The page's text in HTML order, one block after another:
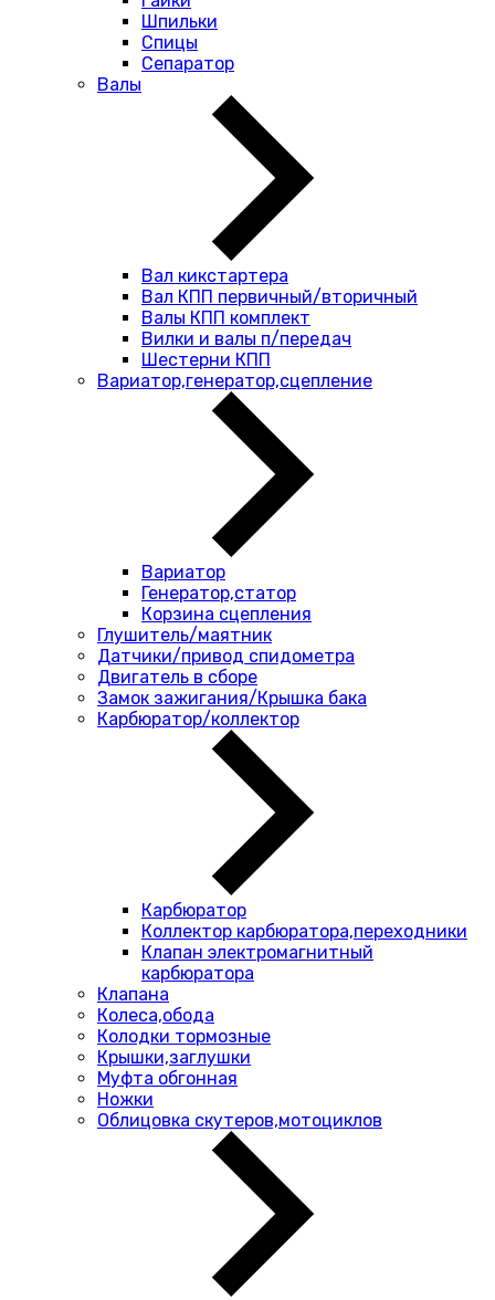
Шпильки
Спицы
Сепаратор
Валы
Вал кикстартера
Вал КПП первичный/вторичный
Валы КПП комплект
Вилки и валы п/передач
Шестерни КПП
Вариатор,генератор,сцепление
Вариатор
Генератор,статор
Корзина сцепления
Глушитель/маятник
Датчики/привод спидометра
Двигатель в сборе
Замок зажигания/Крышка бака
Карбюратор/коллектор
Карбюратор
Коллектор карбюратора,переходники
Клапан электромагнитный
карбюратора
Клапана
Колеса,обода
Колодки тормозные
Крышки,заглушки
Муфта обгонная
Ножки
Облицовка скутеров,мотоциклов